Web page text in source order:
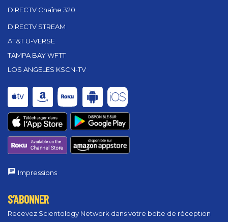
DIRECTV Chaîne 320
DIRECTV STREAM
AT&T U-VERSE
TAMPA BAY WFTT
LOS ANGELES KSCN-TV
Impressions
S’ABONNER
Recevez Scientology Network dans votre boîte de réception